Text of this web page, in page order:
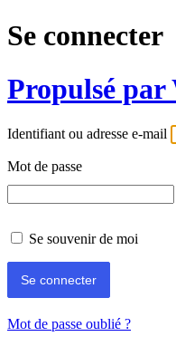
Se connecter
Propulsé par
Identifiant ou adresse e-mail
Mot de passe
Se souvenir de moi
Mot de passe oublié ?